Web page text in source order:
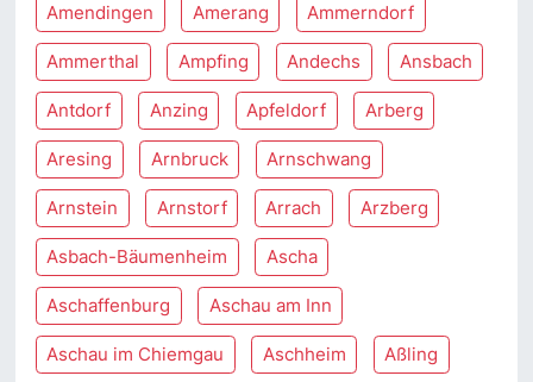
Amendingen Amerang Ammerndorf
Ammerthal Ampfing Andechs Ansbach
Antdorf Anzing Apfeldorf Arberg
Aresing Arnbruck Arnschwang
Arnstein Arnstorf Arrach Arzberg
Asbach-Bäumenheim Ascha
Aschaffenburg Aschau am Inn
Aschau im Chiemgau Aschheim Aßling